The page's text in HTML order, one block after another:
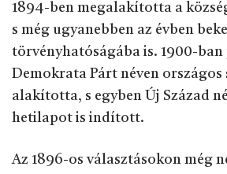
1894-ben megalakította a
s még ugyanebben az évben
törvényhatóságába is. 1900-
Demokrata Párt néven országos
alakította, s egyben Új Század
hetilapot is indított.
Az 1896-os választásokon még